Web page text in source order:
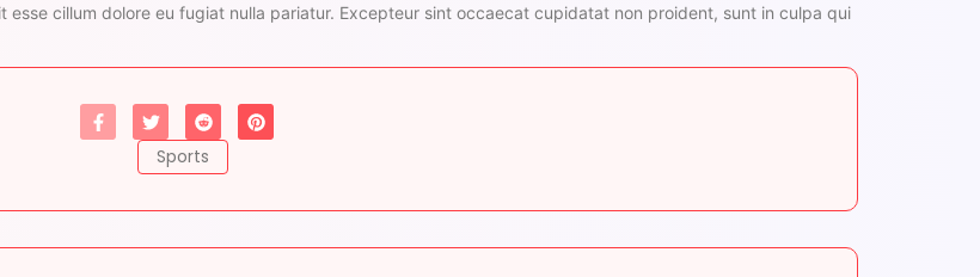
cillum dolore eu fugiat nulla pariatur. Excepteur sint occaecat cupidatat non proident, sunt in culpa qui
Sports